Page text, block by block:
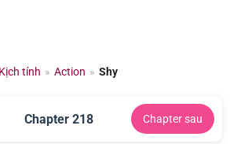
tính » Action » Shy
Chapter 218 Chapter sau